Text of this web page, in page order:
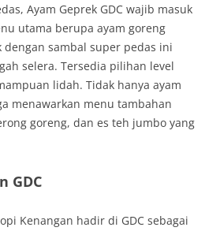
Ayam Geprek GDC wajib masuk
utama berupa ayam goreng
sambal super pedas ini
selera. Tersedia pilihan level
lidah. Tidak hanya ayam
menawarkan menu tambahan
goreng, dan es teh jumbo yang
GDC
Kenangan hadir di GDC sebagai